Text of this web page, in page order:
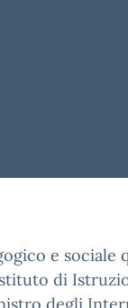
e sociale
di